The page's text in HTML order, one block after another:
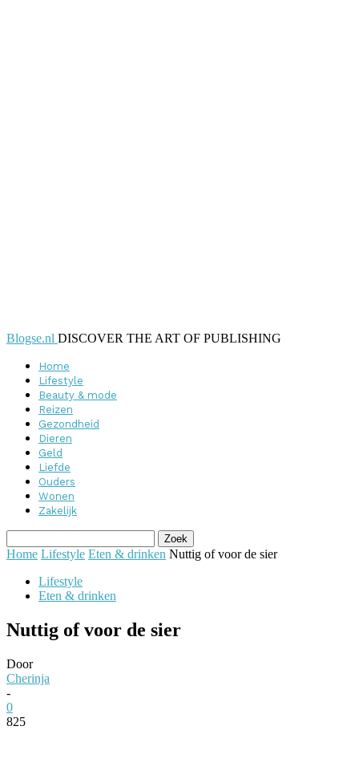
Blogse.nl DISCOVER THE ART OF PUBLISHING
Home
Lifestyle
Beauty & mode
Reizen
Gezondheid
Dieren
Geld
Liefde
Ouders
Wonen
Zakelijk
Home Lifestyle Eten & drinken Nuttig of voor de sier
Lifestyle
Eten & drinken
Nuttig of voor de sier
Door
Cherinja
-
0
825